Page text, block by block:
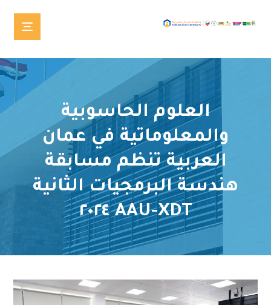
العلوم الحاسوبية
والمعلوماتية في عمان
العربية تنظم مسابقة
هندسة البرمجيات الثانية
AAU-XDT ٢٠٢٤